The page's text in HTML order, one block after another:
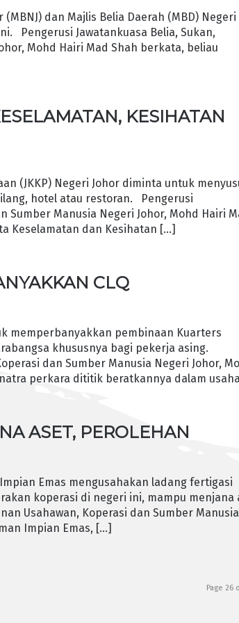
dan Majlis Belia Daerah (MBD) Negeri
Pengerusi Jawatankuasa Belia, Sukan,
Mohd Hairi Mad Shah berkata, beliau
KESIHATAN
(JKKP) Negeri Johor diminta untuk
hotel atau restoran. Pengerusi
Sumber Manusia Negeri Johor, Mohd Hairi
Keselamatan dan Kesihatan […]
CLQ
memperbanyakkan pembinaan Kuarters
khususnya bagi pekerja asing.
dan Sumber Manusia Negeri Johor,
perkara dititik beratkannya dalam
ASET, PEROLEHAN
Emas mengusahakan ladang fertigasi
koperasi di negeri ini, mampu menjana
Usahawan, Koperasi dan Sumber Manusia
Impian Emas, […]
Page 26